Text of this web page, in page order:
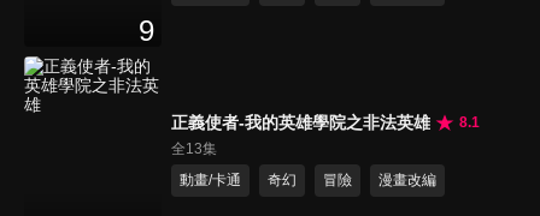
9
正義使者-我的英雄學院之非法英雄
8.1
全13集
動畫/卡通
奇幻 冒險 漫畫改編